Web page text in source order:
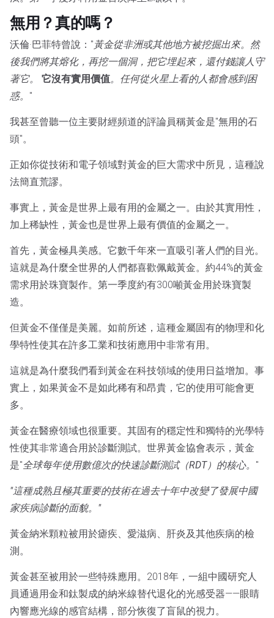
無用？真的嗎？
沃倫·巴菲特曾說："黃金從非洲或其他地方被挖掘出來。然
後我們將其熔化，再挖一個洞，把它埋起來，還付錢讓人守
著它。 它沒有實用價值。任何從火星上看的人都會感到困
惑。 "
我甚至曾聽一位主要財經頻道的評論員稱黃金是"無用的石
頭"。
正如你從技術和電子領域對黃金的巨大需求中所見，這種說
法簡直荒謬。
事實上，黃金是世界上最有用的金屬之一。由於其實用性，
加上稀缺性，黃金也是世界上最有價值的金屬之一。
首先，黃金極具美感。它數千年來一直吸引著人們的目光。
這就是為什麼全世界的人們都喜歡佩戴黃金。約44%的黃金
需求用於珠寶製作。第一季度約有300噸黃金用於珠寶製
造。
但黃金不僅僅是美麗。如前所述，這種金屬固有的物理和化
學特性使其在許多工業和技術應用中非常有用。
這就是為什麼我們看到黃金在科技領域的使用日益增加。事
實上，如果黃金不是如此稀有和昂貴，它的使用可能會更
多。
黃金在醫療領域也很重要。其固有的穩定性和獨特的光學特
性使其非常適合用於診斷測試。世界黃金協會表示，黃金
是"全球每年使用數億次的快速診斷測試（RDT）的核心。 "
"這種成熟且極其重要的技術在過去十年中改變了發展中國
家疾病診斷的面貌。"
黃金納米顆粒被用於瘧疾、愛滋病、肝炎及其他疾病的檢
測。
黃金甚至被用於一些特殊應用。2018年，一組中國研究人
員通過用金和鈦製成的納米線替代退化的光感受器——眼睛
內響應光線的感官結構，部分恢復了盲鼠的視力。